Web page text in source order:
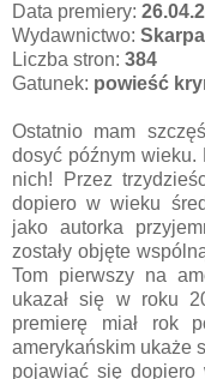
Data premiery:
Wydawnictwo:
Liczba stron: 384
Gatunek: powieść
Ostatnio mam
dosyć późnym wieku.
nich! Przez
dopiero w wieku
jako autorka
zostały objęte
Tom pierwszy na
ukazał się w roku
premierę miał rok
amerykańskim ukaże
pojawiać się dopiero